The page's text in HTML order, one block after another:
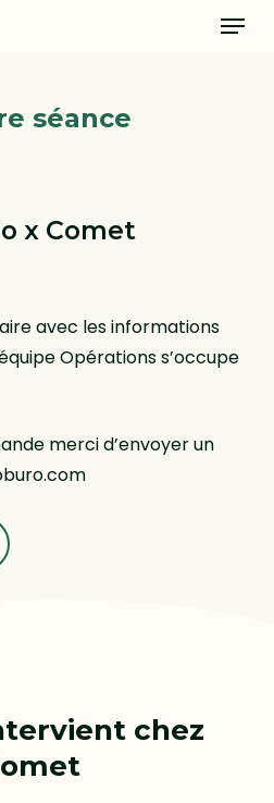
Menu
séance
x Comet
avec les informations
Opérations s’occupe
merci d’envoyer un
chez